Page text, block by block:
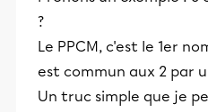
?
Le PPCM, c'est le 1er
est commun aux 2 par
Un truc simple que je